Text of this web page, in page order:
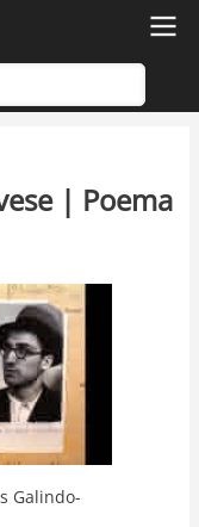
| Poema
Galindo-